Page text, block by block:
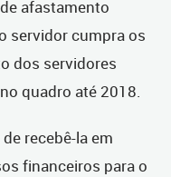
afastamento
servidor cumpra os
dos servidores
quadro até 2018.
recebê-la em
financeiros para o